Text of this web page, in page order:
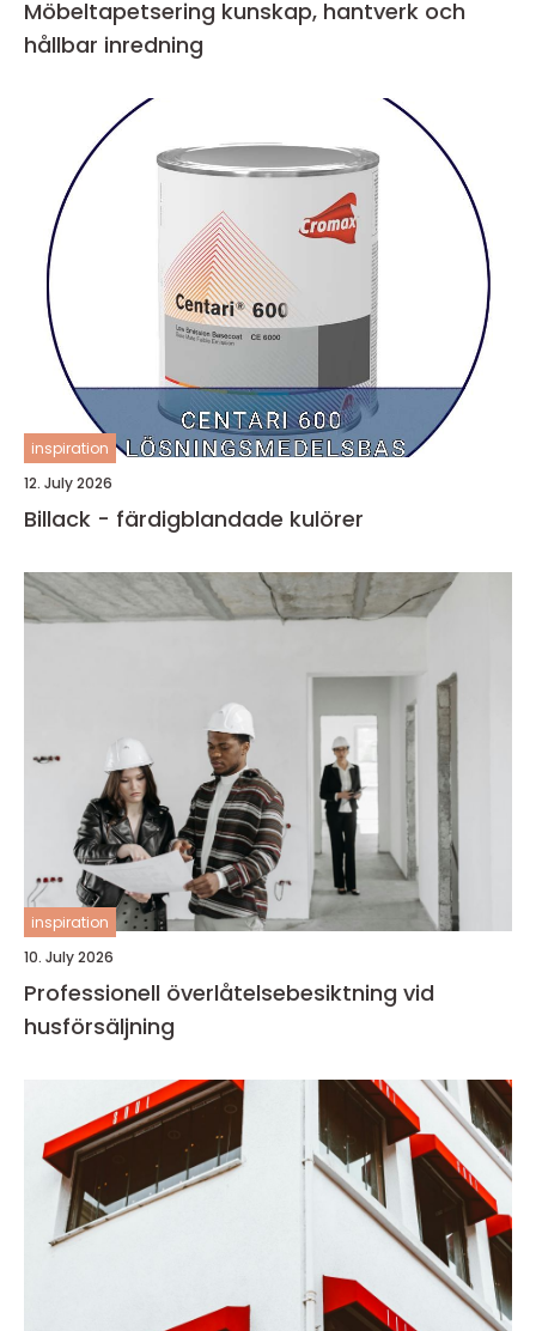
Möbeltapetsering kunskap, hantverk och
hållbar inredning
inspiration
12. July 2026
Billack - färdigblandade kulörer
inspiration
10. July 2026
Professionell överlåtelsebesiktning vid
husförsäljning